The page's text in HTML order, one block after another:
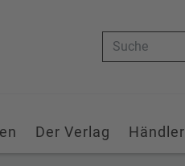
Suche
Der Verlag Händler